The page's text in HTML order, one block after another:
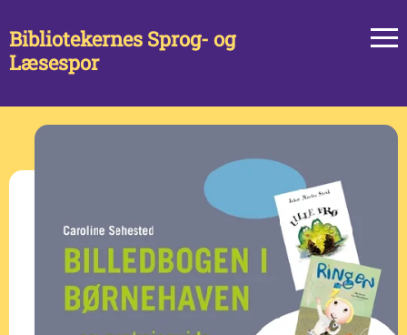
Bibliotekernes Sprog- og
Læsespor